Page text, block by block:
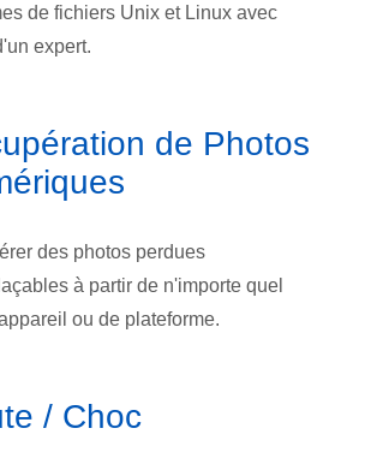
de fichiers Unix et Linux avec
expert.
de Photos
des photos perdues
à partir de n'importe quel
ou de plateforme.
/ Choc